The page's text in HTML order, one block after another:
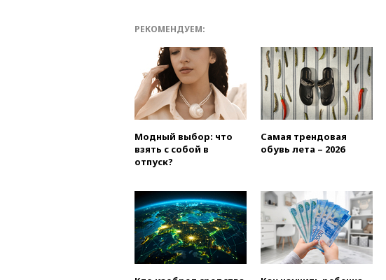
РЕКОМЕНДУЕМ:
Модный выбор: что
взять с собой в
отпуск?
Самая трендовая
обувь лета – 2026